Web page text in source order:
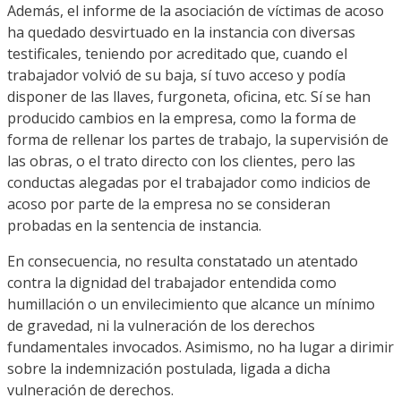
Además, el informe de la asociación de víctimas de acoso
ha quedado desvirtuado en la instancia con diversas
testificales, teniendo por acreditado que, cuando el
trabajador volvió de su baja, sí tuvo acceso y podía
disponer de las llaves, furgoneta, oficina, etc. Sí se han
producido cambios en la empresa, como la forma de
forma de rellenar los partes de trabajo, la supervisión de
las obras, o el trato directo con los clientes, pero las
conductas alegadas por el trabajador como indicios de
acoso por parte de la empresa no se consideran
probadas en la sentencia de instancia.
En consecuencia, no resulta constatado un atentado
contra la dignidad del trabajador entendida como
humillación o un envilecimiento que alcance un mínimo
de gravedad, ni la vulneración de los derechos
fundamentales invocados. Asimismo, no ha lugar a dirimir
sobre la indemnización postulada, ligada a dicha
vulneración de derechos.